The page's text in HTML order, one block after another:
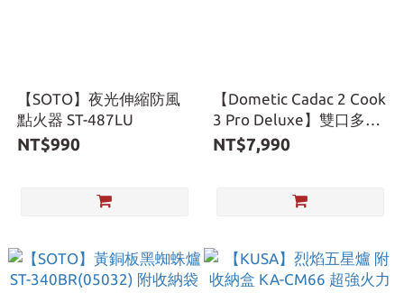
【SOTO】夜光伸縮防風
點火器 ST-487LU
NT$990
【Dometic Cadac 2 Cook
3 Pro Deluxe】雙口多功
能不鏽鋼爐｜露營野炊首
NT$7,990